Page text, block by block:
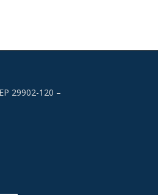
29902-120 –